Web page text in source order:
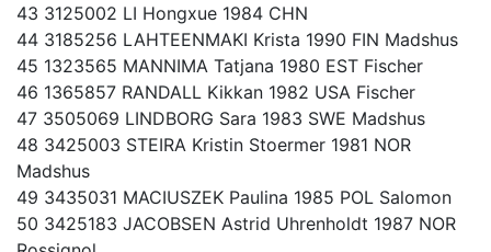
43 3125002 LI Hongxue 1984 CHN
44 3185256 LAHTEENMAKI Krista 1990 FIN Madshus
45 1323565 MANNIMA Tatjana 1980 EST Fischer
46 1365857 RANDALL Kikkan 1982 USA Fischer
47 3505069 LINDBORG Sara 1983 SWE Madshus
48 3425003 STEIRA Kristin Stoermer 1981 NOR
Madshus
49 3435031 MACIUSZEK Paulina 1985 POL Salomon
50 3425183 JACOBSEN Astrid Uhrenholdt 1987 NOR